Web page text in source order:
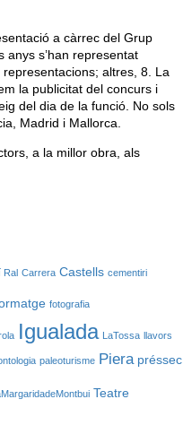
a càrrec del Grup
anys s’han representat
altres, 8. La
la publicitat del concurs i
del dia de la funció. No sols
Madrid i Mallorca.
a la millor obra, als
Ral Carrera Castells cementiri
fotografia
Igualada LaTossa llavors
paleoturisme Piera préssec
Teatre